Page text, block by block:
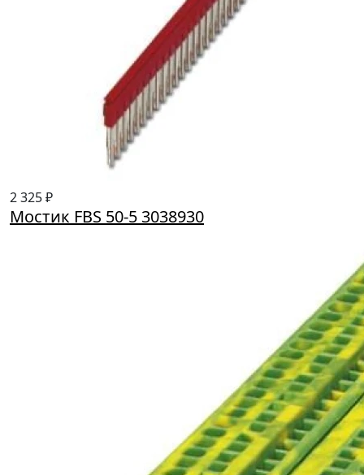
2 325 ₽
Мостик FBS 50-5 3038930